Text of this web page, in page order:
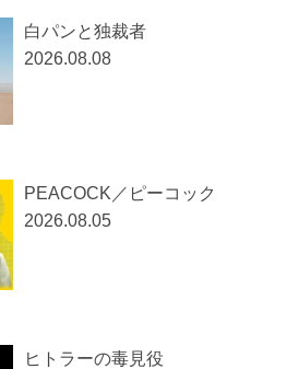
白パンと独裁者
2026.08.08
PEACOCK／ピーコック
2026.08.05
ヒトラーの毒見役